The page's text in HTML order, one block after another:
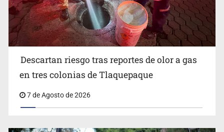
SSPC, participa en búsqueda de Ricardo Cabezas
Talavera
Descartan riesgo tras reportes de olor a gas
en tres colonias de Tlaquepaque
7 de Agosto de 2026